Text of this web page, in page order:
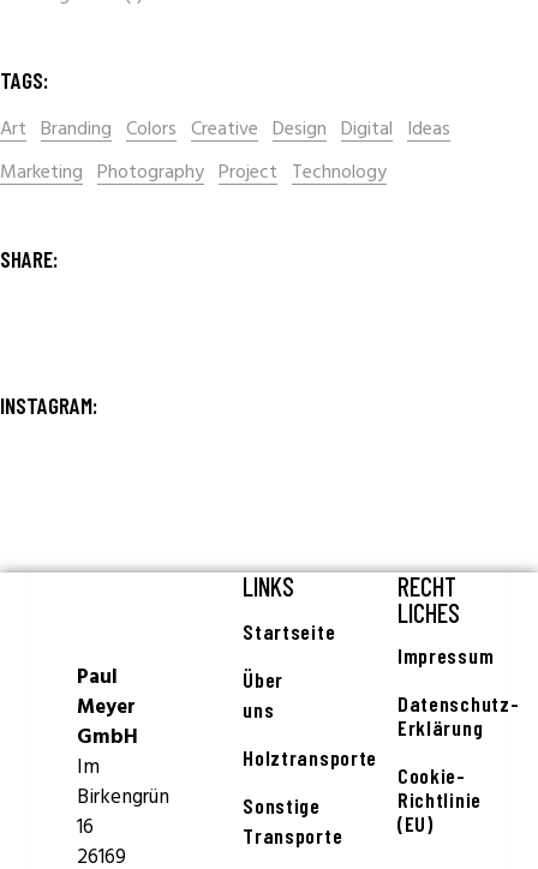
TAGS:
Art Branding Colors Creative Design Digital Ideas
Marketing Photography Project Technology
SHARE:
INSTAGRAM:
Paul
Meyer
GmbH
Im
Birkengrün
16
26169
LINKS
Startseite
Über
uns
Holztransporte
Sonstige
Transporte
RECHT
LICHES
Impressum
Datenschutz-
Erklärung
Cookie-
Richtlinie
(EU)